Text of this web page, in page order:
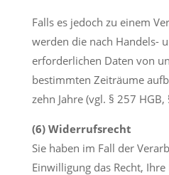
Falls es jedoch zu einem
werden die nach Handels-
erforderlichen Daten von
bestimmten Zeiträume
zehn Jahre (vgl. § 257 HGB,
(6) Widerrufsrecht
Sie haben im Fall der
Einwilligung das Recht,